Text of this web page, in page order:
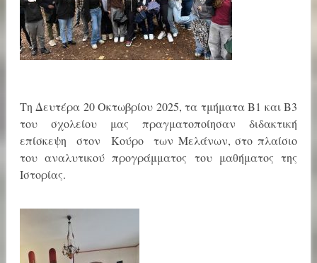
Τη Δευτέρα 20 Οκτωβρίου 2025, τα τμήματα Β1 και Β3
του σχολείου μας πραγματοποίησαν διδακτική
επίσκεψη στον Κούρο των Μελάνων, στο πλαίσιο
του αναλυτικού προγράμματος του μαθήματος της
Ιστορίας.